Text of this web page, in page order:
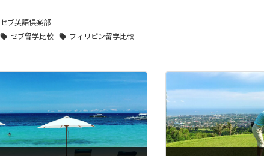
セブ英語倶楽部
セブ留学比較 フィリピン留学比較